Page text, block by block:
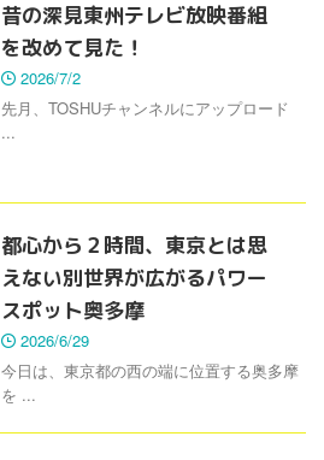
昔の深見東州テレビ放映番組
を改めて見た！
2026/7/2
先月、TOSHUチャンネルにアップロード
...
都心から２時間、東京とは思
えない別世界が広がるパワー
スポット奥多摩
2026/6/29
今日は、東京都の西の端に位置する奥多摩
を ...